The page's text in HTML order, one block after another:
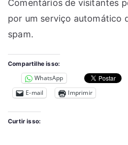
Comentários de visitantes
por um serviço automático
spam.
Compartilhe isso:
WhatsApp
E-mail
Imprimir
Curtir isso: